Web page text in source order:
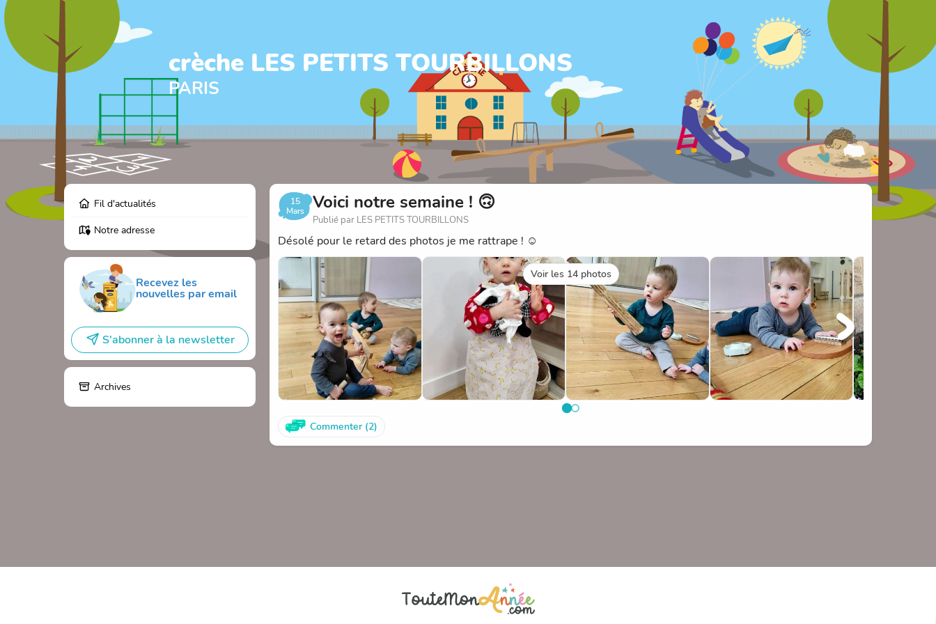
crèche LES PETITS TOURBILLONS
PARIS
Fil d'actualités
Notre adresse
Recevez les
nouvelles par email
S'abonner à la newsletter
Archives
15
Mars
Voici notre semaine ! 🙃
Publié par LES PETITS TOURBILLONS
Désolé pour le retard des photos je me rattrape ! ☺️
Voir les 14 photos
Commenter (2)